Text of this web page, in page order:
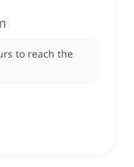
to reach the